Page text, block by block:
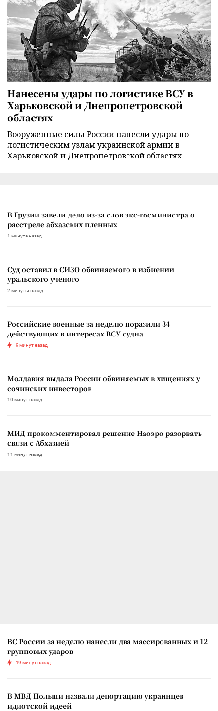
Нанесены удары по логистике ВСУ в
Харьковской и Днепропетровской
областях
Вооруженные силы России нанесли удары по
логистическим узлам украинской армии в
Харьковской и Днепропетровской областях.
В Грузии завели дело из-за слов экс-госминистра о
расстреле абхазских пленных
1 минута назад
Суд оставил в СИЗО обвиняемого в избиении
уральского ученого
2 минуты назад
Российские военные за неделю поразили 34
действующих в интересах ВСУ судна
9 минут назад
Молдавия выдала России обвиняемых в хищениях у
сочинских инвесторов
10 минут назад
МИД прокомментировал решение Наоэро разорвать
связи с Абхазией
11 минут назад
ВС России за неделю нанесли два массированных и 12
групповых ударов
19 минут назад
В МВД Польши назвали депортацию украинцев
идиотской идеей